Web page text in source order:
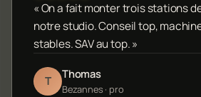
« On a fait monter trois stations
notre studio. Conseil top,
stables. SAV au top. »
T Thomas
Bezannes · pro